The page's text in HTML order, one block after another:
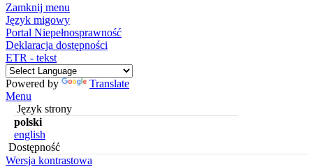
Zamknij menu
Język migowy
Portal Niepełnosprawność
Deklaracja dostępności
ETR - tekst
Powered by
Translate
Menu
Język strony
polski
english
Dostępność
Wersja kontrastowa